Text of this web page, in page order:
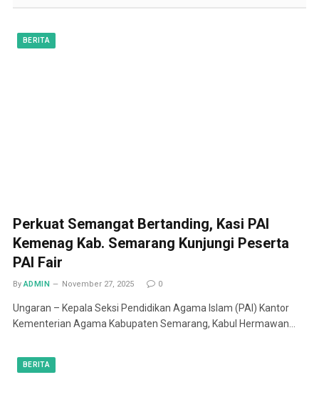
BERITA
Perkuat Semangat Bertanding, Kasi PAI
Kemenag Kab. Semarang Kunjungi Peserta
PAI Fair
By ADMIN November 27, 2025 0
Ungaran – Kepala Seksi Pendidikan Agama Islam (PAI) Kantor
Kementerian Agama Kabupaten Semarang, Kabul Hermawan…
BERITA